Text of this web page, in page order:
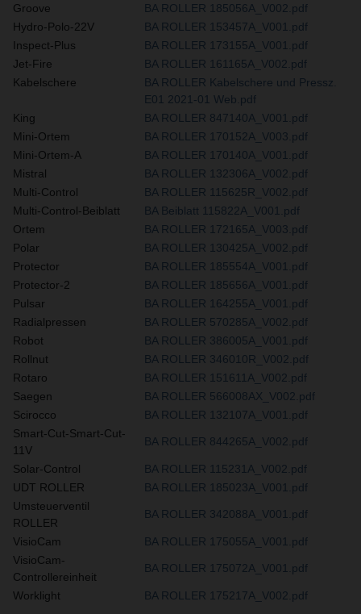
Groove
BA ROLLER 185056A_V002.pdf
Hydro-Polo-22V
BA ROLLER 153457A_V001.pdf
Inspect-Plus
BA ROLLER 173155A_V001.pdf
Jet-Fire
BA ROLLER 161165A_V002.pdf
Kabelschere
BA ROLLER Kabelschere und Pressz.
E01 2021-01 Web.pdf
King
BA ROLLER 847140A_V001.pdf
Mini-Ortem
BA ROLLER 170152A_V003.pdf
Mini-Ortem-A
BA ROLLER 170140A_V001.pdf
Mistral
BA ROLLER 132306A_V002.pdf
Multi-Control
BA ROLLER 115625R_V002.pdf
Multi-Control-Beiblatt
BA Beiblatt 115822A_V001.pdf
Ortem
BA ROLLER 172165A_V003.pdf
Polar
BA ROLLER 130425A_V002.pdf
Protector
BA ROLLER 185554A_V001.pdf
Protector-2
BA ROLLER 185656A_V001.pdf
Pulsar
BA ROLLER 164255A_V001.pdf
Radialpressen
BA ROLLER 570285A_V002.pdf
Robot
BA ROLLER 386005A_V001.pdf
Rollnut
BA ROLLER 346010R_V002.pdf
Rotaro
BA ROLLER 151611A_V002.pdf
Saegen
BA ROLLER 566008AX_V002.pdf
Scirocco
BA ROLLER 132107A_V001.pdf
Smart-Cut-Smart-Cut-
11V
BA ROLLER 844265A_V002.pdf
Solar-Control
BA ROLLER 115231A_V002.pdf
UDT ROLLER
BA ROLLER 185023A_V001.pdf
Umsteuerventil
ROLLER
BA ROLLER 342088A_V001.pdf
VisioCam
BA ROLLER 175055A_V001.pdf
VisioCam-
Controllereinheit
BA ROLLER 175072A_V001.pdf
Worklight BA ROLLER 175217A_V002.pdf